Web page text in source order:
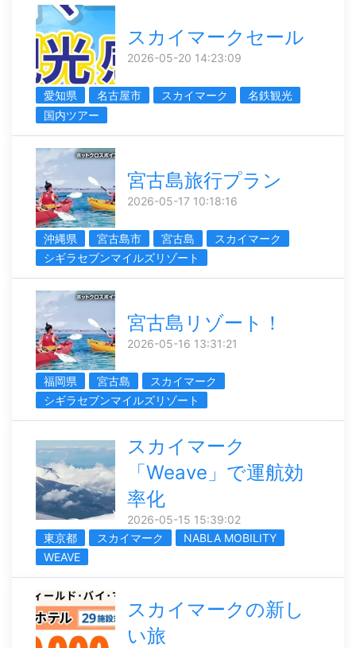
スカイマークセール
2026-05-20 14:23:09
愛知県 名古屋市 スカイマーク
名鉄観光
国内ツアー
宮古島旅行プラン
2026-05-17 10:18:16
沖縄県 宮古島市 宮古島
スカイマーク
シギラセブンマイルズリゾート
宮古島リゾート！
2026-05-16 13:31:21
福岡県 宮古島
スカイマーク
シギラセブンマイルズリゾート
スカイマーク
「Weave」で運航効
率化
2026-05-15 15:39:02
東京都
スカイマーク
NABLA MOBILITY
WEAVE
スカイマークの新し
い旅